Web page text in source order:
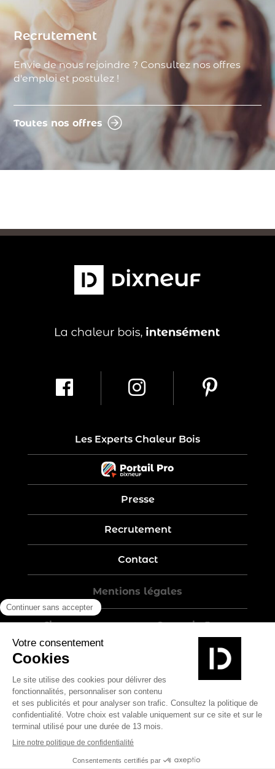
Recrutement
Envie de nous rejoindre ? Consultez nos offres
d'emploi et postulez !
Toutes nos offres
Les Experts Chaleur Bois
Presse
Recrutement
Contact
Mentions légales
Five-year warranty – Garantie 5 ans
Politique de confidentialité
Conditions générales de vente
Plan du site